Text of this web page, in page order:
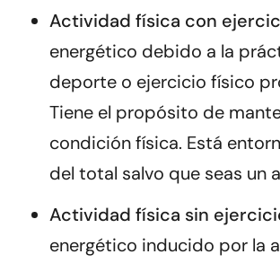
Actividad física con
energético debido a la
deporte o ejercicio físico
Tiene el propósito de
condición física. Está
del total salvo que seas un
Actividad física sin
energético inducido por la